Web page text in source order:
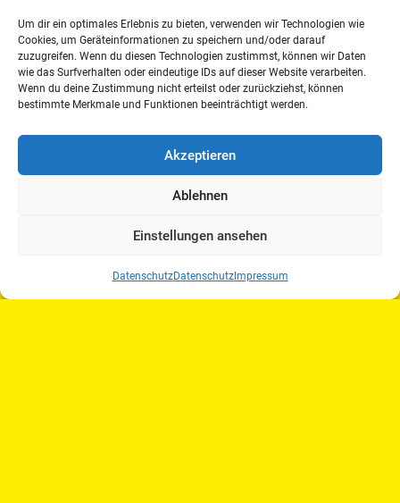
Um dir ein optimales Erlebnis zu bieten, verwenden wir Technologien wie
Cookies, um Geräteinformationen zu speichern und/oder darauf
zuzugreifen. Wenn du diesen Technologien zustimmst, können wir Daten
wie das Surfverhalten oder eindeutige IDs auf dieser Website verarbeiten.
Wenn du deine Zustimmung nicht erteilst oder zurückziehst, können
bestimmte Merkmale und Funktionen beeinträchtigt werden.
Akzeptieren
Ablehnen
Einstellungen ansehen
DatenschutzDatenschutzImpressum